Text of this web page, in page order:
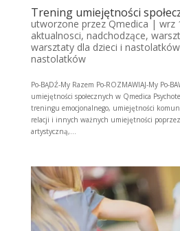
Trening umiejętności
utworzone przezQmedica| wrz
aktualnosci, nadchodzące,
warsztaty dla dzieci i nastolatków
nastolatków
Po-BĄDŹ-My Razem Po-ROZMAWIAJ-My Po-
umiejętności społecznych w Qmedica
treningu emocjonalnego, umiejętności
relacji i innych ważnych umiejętności
artystyczną,...